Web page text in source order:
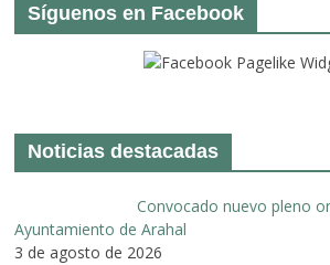
Síguenos en Facebook
Noticias destacadas
Convocado nuevo pleno
Ayuntamiento de Arahal
3 de agosto de 2026